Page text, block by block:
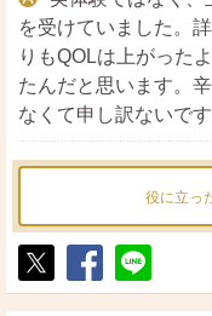
を受けていました。
りもQOLは上がった
たんだと思います。
なくて申し訳ないです
役に立っ
ポ
ス
シ
ェ
送
る